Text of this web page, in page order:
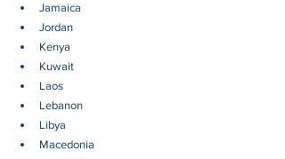
Jamaica
Jordan
Kenya
Kuwait
Laos
Lebanon
Libya
Macedonia